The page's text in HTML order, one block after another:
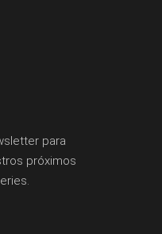
para
próximos